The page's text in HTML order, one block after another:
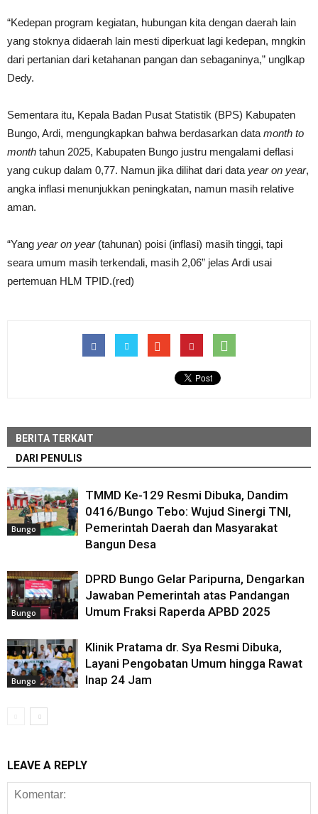
“Kedepan program kegiatan, hubungan kita dengan daerah lain
yang stoknya didaerah lain mesti diperkuat lagi kedepan, mngkin
dari pertanian dari ketahanan pangan dan sebaganinya,” unglkap
Dedy.
Sementara itu, Kepala Badan Pusat Statistik (BPS) Kabupaten
Bungo, Ardi, mengungkapkan bahwa berdasarkan data month to
month tahun 2025, Kabupaten Bungo justru mengalami deflasi
yang cukup dalam 0,77. Namun jika dilihat dari data year on year,
angka inflasi menunjukkan peningkatan, namun masih relative
aman.
“Yang year on year(tahunan) poisi (inflasi) masih tinggi, tapi
seara umum masih terkendali, masih 2,06” jelas Ardi usai
pertemuan HLM TPID.(red)
BERITA TERKAIT
DARI PENULIS
Bungo
TMMD Ke-129 Resmi Dibuka, Dandim
0416/Bungo Tebo: Wujud Sinergi TNI,
Pemerintah Daerah dan Masyarakat
Bangun Desa
Bungo
DPRD Bungo Gelar Paripurna, Dengarkan
Jawaban Pemerintah atas Pandangan
Umum Fraksi Raperda APBD 2025
Bungo
Klinik Pratama dr. Sya Resmi Dibuka,
Layani Pengobatan Umum hingga Rawat
Inap 24 Jam
LEAVE A REPLY